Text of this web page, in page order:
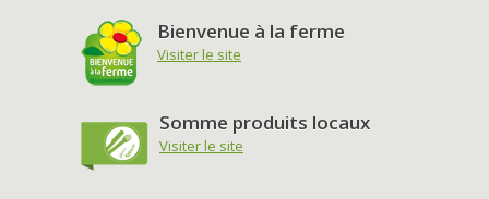
Bienvenue à la ferme
Visiter le site
Somme produits locaux
Visiter le site